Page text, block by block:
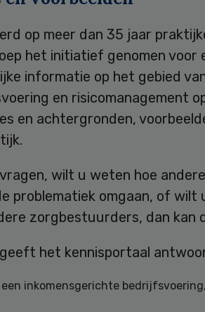
op meer dan 35 jaar
het initiatief genomen voor
informatie op het gebied
en risicomanagement
en achtergronden,
wilt u weten hoe
problematiek omgaan, of wilt
zorgbestuurders, dan kan
het kennisportaal
een inkomensgerichte